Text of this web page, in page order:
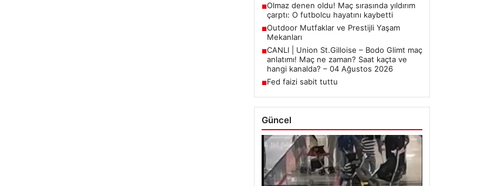
■Olmaz denen oldu! Maç sırasında yıldırım
çarptı: O futbolcu hayatını kaybetti
■Outdoor Mutfaklar ve Prestijli Yaşam
Mekanları
■CANLI | Union St.Gilloise – Bodo Glimt maç
anlatımı! Maç ne zaman? Saat kaçta ve
hangi kanalda? – 04 Ağustos 2026
■Fed faizi sabit tuttu
Güncel